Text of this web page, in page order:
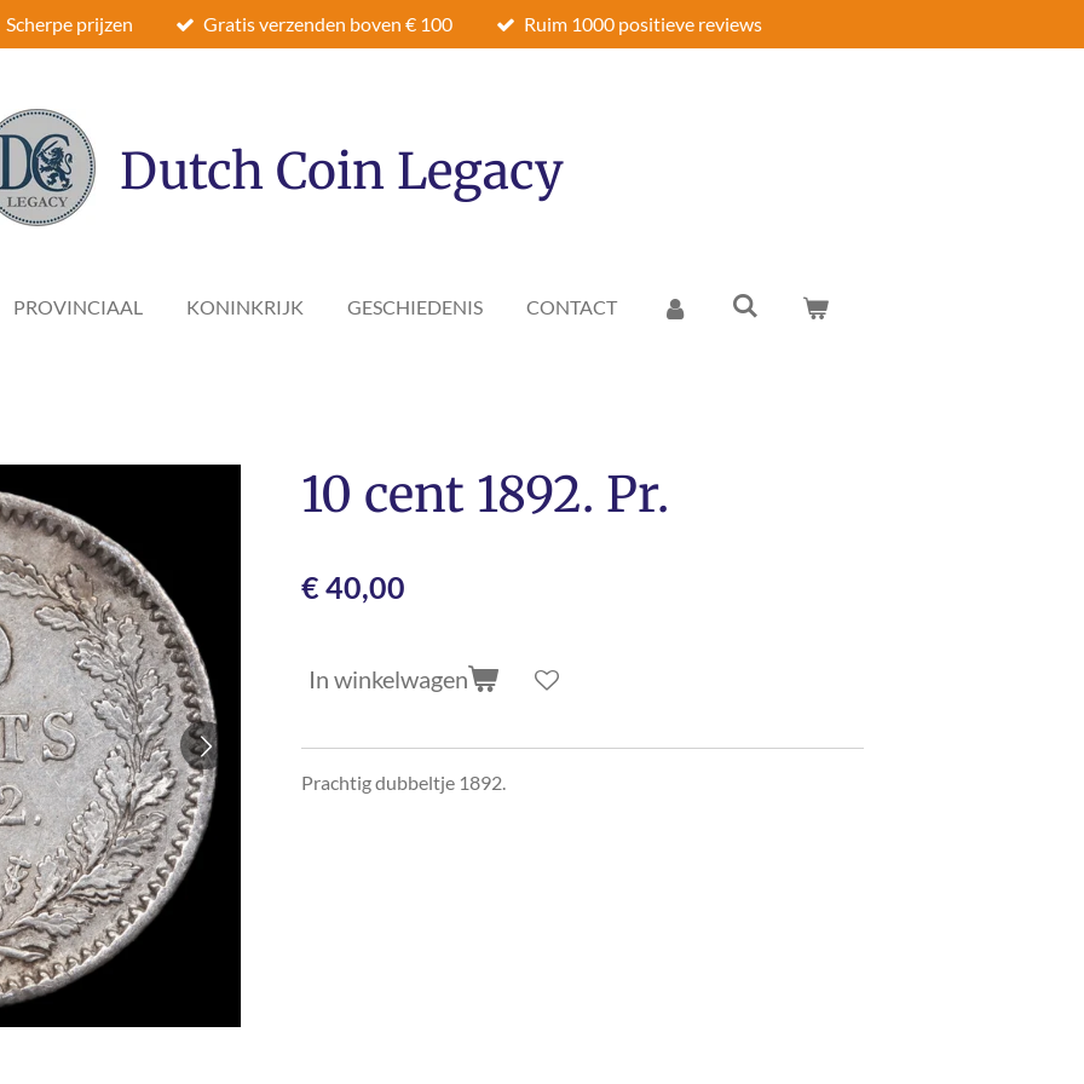
Scherpe prijzen Gratis verzenden boven € 100 Ruim 1000 positieve reviews
Dutch Coin Legacy
PROVINCIAAL KONINKRIJK GESCHIEDENIS CONTACT
10 cent 1892. Pr.
€ 40,00
In winkelwagen
Prachtig dubbeltje 1892.